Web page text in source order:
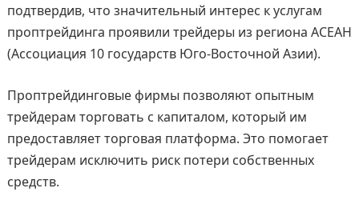
подтвердив, что значительный интерес к услугам
проптрейдинга проявили трейдеры из региона АСЕАН
(Ассоциация 10 государств Юго-Восточной Азии).
Проптрейдинговые фирмы позволяют опытным
трейдерам торговать с капиталом, который им
предоставляет торговая платформа. Это помогает
трейдерам исключить риск потери собственных
средств.